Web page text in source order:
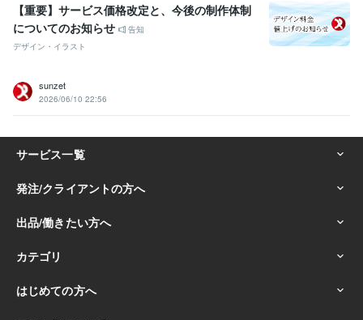
【重要】サービス価格改定と、今後の制作体制
についてのお知らせ
告知
デザイン・イラスト
sunzet
2026/06/10 22:56